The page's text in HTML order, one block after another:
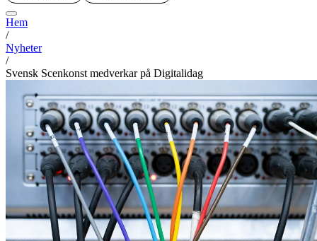
Hem
/
Nyheter
/
Svensk Scenkonst medverkar på Digitalidag